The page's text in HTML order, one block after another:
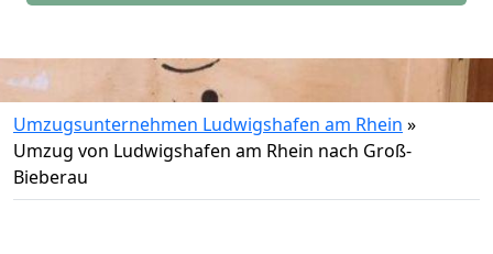
Umzugsunternehmen Ludwigshafen am Rhein »
Umzug von Ludwigshafen am Rhein nach Groß-
Bieberau